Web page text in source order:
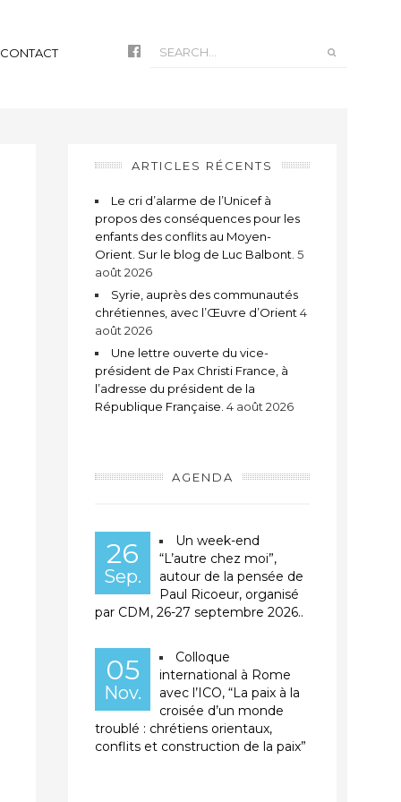
CONTACT
ARTICLES RÉCENTS
Le cri d’alarme de l’Unicef à
propos des conséquences pour les
enfants des conflits au Moyen-
Orient. Sur le blog de Luc Balbont. 5
août 2026
Syrie, auprès des communautés
chrétiennes, avec l’Œuvre d’Orient 4
août 2026
Une lettre ouverte du vice-
président de Pax Christi France, à
l’adresse du président de la
République Française. 4 août 2026
AGENDA
26
Sep.
Un week-end
“L’autre chez moi”,
autour de la pensée de
Paul Ricoeur, organisé
par CDM, 26-27 septembre 2026..
05
Nov.
Colloque
international à Rome
avec l’ICO, “La paix à la
croisée d’un monde
troublé : chrétiens orientaux,
conflits et construction de la paix”